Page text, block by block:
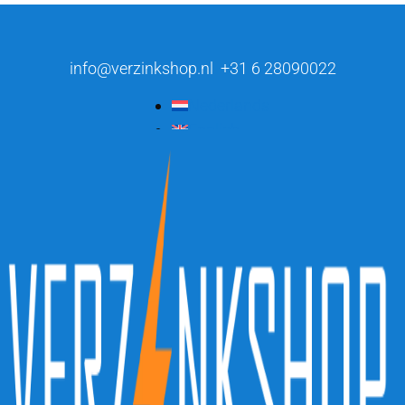
info@verzinkshop.nl
+31 6 28090022